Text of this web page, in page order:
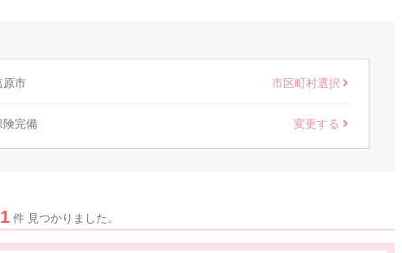
原市 市区町村選択
険完備 変更する
1 件 見つかりました。